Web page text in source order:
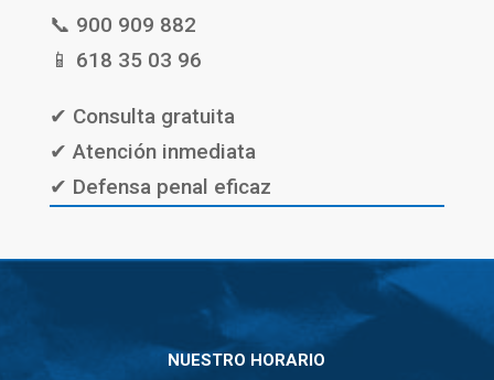
📞 900 909 882
📱 618 35 03 96
✔ Consulta gratuita
✔ Atención inmediata
✔ Defensa penal eficaz
NUESTRO HORARIO